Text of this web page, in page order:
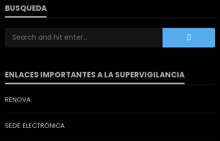
BUSQUEDA
ENLACES IMPORTANTES A LA SUPERVIGILANCIA
RENOVA
SEDE ELECTRÓNICA